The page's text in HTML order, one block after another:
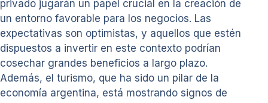
privado jugarán un papel crucial en la creación de
un entorno favorable para los negocios. Las
expectativas son optimistas, y aquellos que estén
dispuestos a invertir en este contexto podrían
cosechar grandes beneficios a largo plazo.
Además, el turismo, que ha sido un pilar de la
economía argentina, está mostrando signos de